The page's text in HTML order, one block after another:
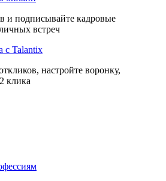
и подписывайте кадровые
встреч
с Talantix
настройте воронку,
клика